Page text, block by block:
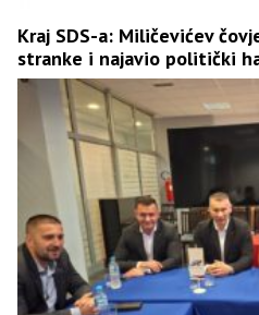
Kraj SDS-a: Miličevićev
stranke i najavio politički